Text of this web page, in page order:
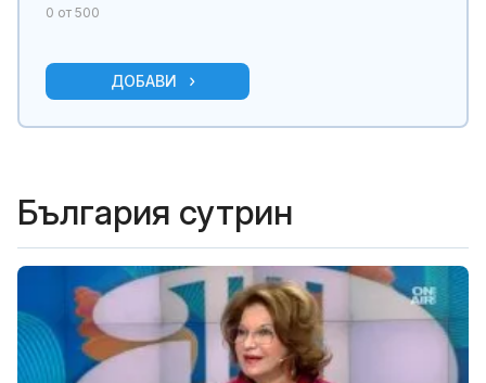
0 от 500
ДОБАВИ
България сутрин